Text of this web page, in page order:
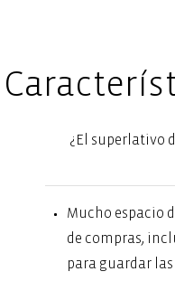
¿El superlativo
Mucho espacio
de compras,
para guardar las